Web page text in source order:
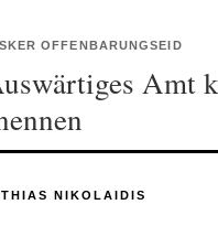
OFFENBARUNGSEID
Amt
NIKOLAIDIS